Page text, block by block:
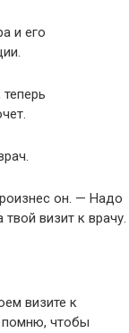
и его
он. — Надо
визит к врачу.
визите к
помню, чтобы